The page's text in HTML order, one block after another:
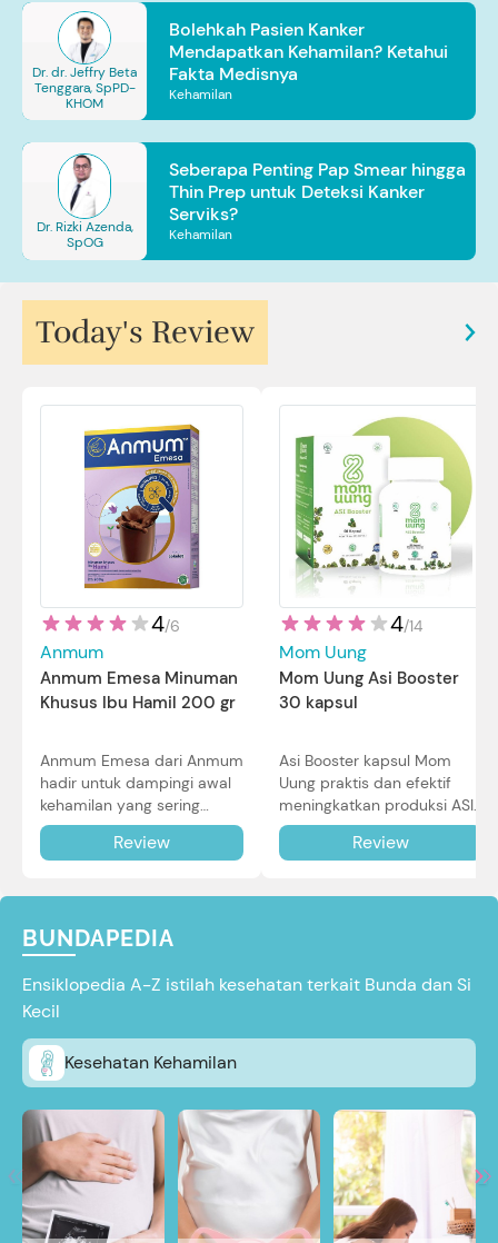
Dr. dr. Jeffry Beta
Tenggara, SpPD-
KHOM
Bolehkah Pasien Kanker
Mendapatkan Kehamilan? Ketahui
Fakta Medisnya
Kehamilan
Dr. Rizki Azenda,
SpOG
Seberapa Penting Pap Smear hingga
Thin Prep untuk Deteksi Kanker
Serviks?
Kehamilan
Today's Review
4/6
Anmum
Anmum Emesa Minuman
Khusus Ibu Hamil 200 gr
Anmum Emesa dari Anmum
hadir untuk dampingi awal
kehamilan yang sering
diiringi dengan mual dan
muntah. Simak reviewnya di
Review
4/14
Mom Uung
Mom Uung Asi Booster
30 kapsul
Asi Booster kapsul Mom
Uung praktis dan efektif
meningkatkan produksi ASI
Bunda untuk Si Kecil. Simak
review lengkapnya di sini.
Review
BUNDAPEDIA
Ensiklopedia A-Z istilah kesehatan terkait Bunda dan Si
Kecil
Kesehatan Kehamilan